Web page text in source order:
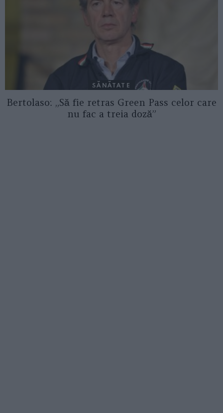
SĂNĂTATE
Bertolaso: „Să fie retras Green Pass celor care
nu fac a treia doză”